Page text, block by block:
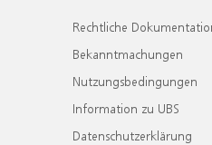
Rechtliche
Bekanntmachungen
Nutzungsbedingungen
Information zu UBS
Datenschutzerklärung